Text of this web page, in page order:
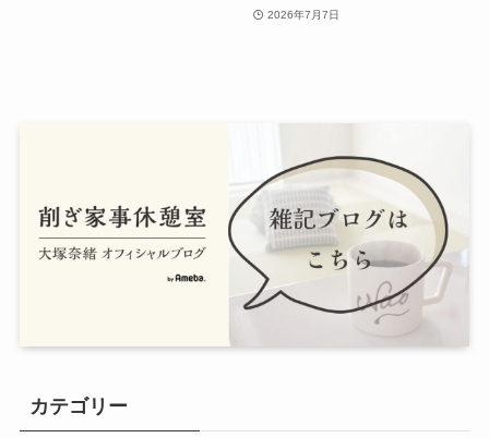
2026年7月7日
カテゴリー